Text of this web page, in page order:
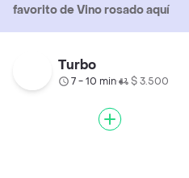
favorito de Vino rosado aquí
Turbo
7 - 10 min• $ 3.500